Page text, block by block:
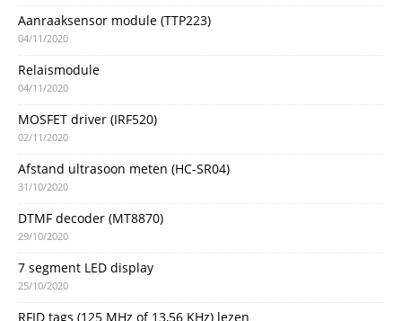
Aanraaksensor module (TTP223)
04/11/2020
Relaismodule
04/11/2020
MOSFET driver (IRF520)
02/11/2020
Afstand ultrasoon meten (HC-SR04)
31/10/2020
DTMF decoder (MT8870)
29/10/2020
7 segment LED display
25/10/2020
RFID tags (125 MHz of 13,56 KHz) lezen